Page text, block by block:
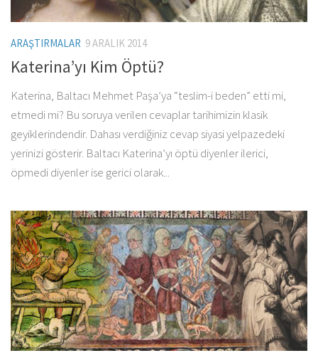
ARAŞTIRMALAR 9 ARALIK 2014
Katerina’yı Kim Öptü?
Katerina, Baltacı Mehmet Paşa’ya “teslim-i beden” etti mi,
etmedi mi? Bu soruya verilen cevaplar tarihimizin klasik
geyiklerindendir. Dahası verdiğiniz cevap siyasi yelpazedeki
yerinizi gösterir. Baltacı Katerina’yı öptü diyenler ilerici,
öpmedi diyenler ise gerici olarak...